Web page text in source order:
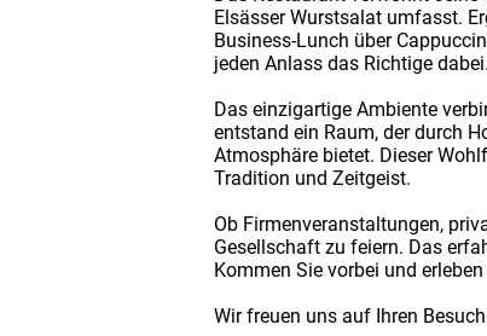
Elsässer Wurstsalat umfasst.
Business-Lunch über
jeden Anlass das Richtige dabei.
Das einzigartige Ambiente
entstand ein Raum, der durch
Atmosphäre bietet. Dieser
Tradition und Zeitgeist.
Ob Firmenveranstaltungen,
Gesellschaft zu feiern. Das
Kommen Sie vorbei und
Wir freuen uns auf Ihren